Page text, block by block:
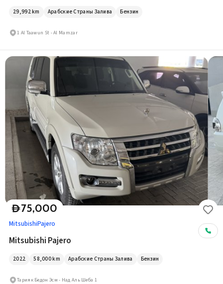
29,992km Арабские Страны Залива Бензин
1 Al Taawun St - Al Mamzar
D75,000
MitsubishiPajero
Mitsubishi Pajero
2022 58,000km Арабские Страны Залива Бензин
Тарияк Бедон Эсм - Над Аль Шеба 1